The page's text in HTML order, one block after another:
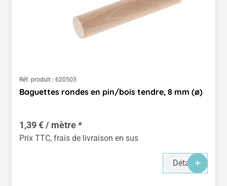
Réf. produit : 620503
Baguettes rondes en pin/bois tendre, 8 mm (ø)
1,39 € / mètre *
Prix TTC, frais de livraison en sus
Détails